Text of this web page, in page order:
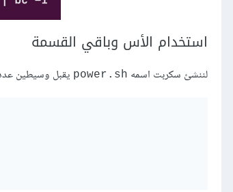
استخدام الأس وباقي القسمة
لننشئ سكربت اسمه power.sh يقبل وسيطين